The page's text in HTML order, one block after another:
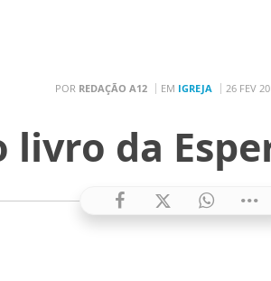
POR REDAÇÃO A12 EM IGREJA 26 FEV
livro da